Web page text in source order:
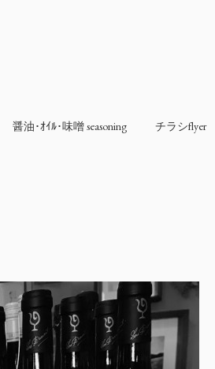
醤油･ｵｲﾙ･味噌 seasoning チラシflyer